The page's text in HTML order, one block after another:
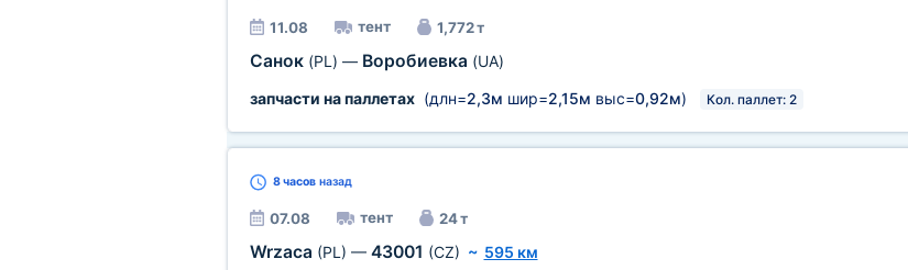
11.08 тент 1,772 т
Санок (PL) — Воробиевка (UA)
запчасти на паллетах(длн=2,3м шир=2,15м выс=0,92м) Кол. паллет: 2
8 часовназад
07.08 тент 24 т
Wrzaca (PL) — 43001 (CZ) ~ 595 км